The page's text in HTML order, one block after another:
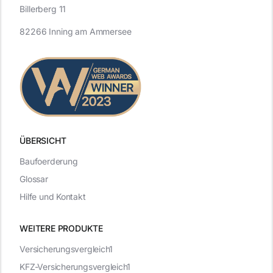
ÜBERSICHT
WEITERE PRODUKTE
Versicherungsvergleich1
KFZ-Versicherungsvergleich1
Billerberg 11
82266 Inning am Ammersee
Baufoerderung
Glossar
Hilfe und Kontakt